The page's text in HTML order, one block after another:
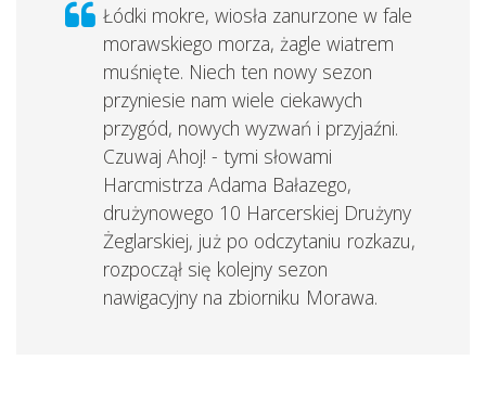
Łódki mokre, wiosła zanurzone w fale
morawskiego morza, żagle wiatrem
muśnięte. Niech ten nowy sezon
przyniesie nam wiele ciekawych
przygód, nowych wyzwań i przyjaźni.
Czuwaj Ahoj! - tymi słowami
Harcmistrza Adama Bałazego,
drużynowego 10 Harcerskiej Drużyny
Żeglarskiej, już po odczytaniu rozkazu,
rozpoczął się kolejny sezon
nawigacyjny na zbiorniku Morawa.